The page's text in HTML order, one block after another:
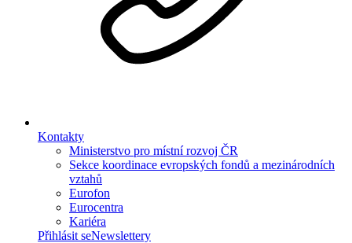
Kontakty
Ministerstvo pro místní rozvoj ČR
Sekce koordinace evropských fondů a mezinárodních
vztahů
Eurofon
Eurocentra
Kariéra
Přihlásit seNewslettery